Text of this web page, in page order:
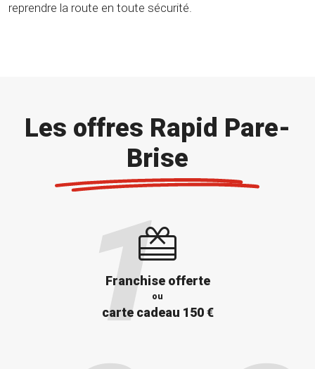
reprendre la route en toute sécurité.
Les offres Rapid Pare-
Brise
Franchise offerte
ou
carte cadeau 150 €